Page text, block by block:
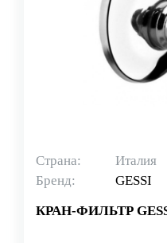
Страна:
Италия
Бренд:
GESSI
КРАН-ФИЛЬТР